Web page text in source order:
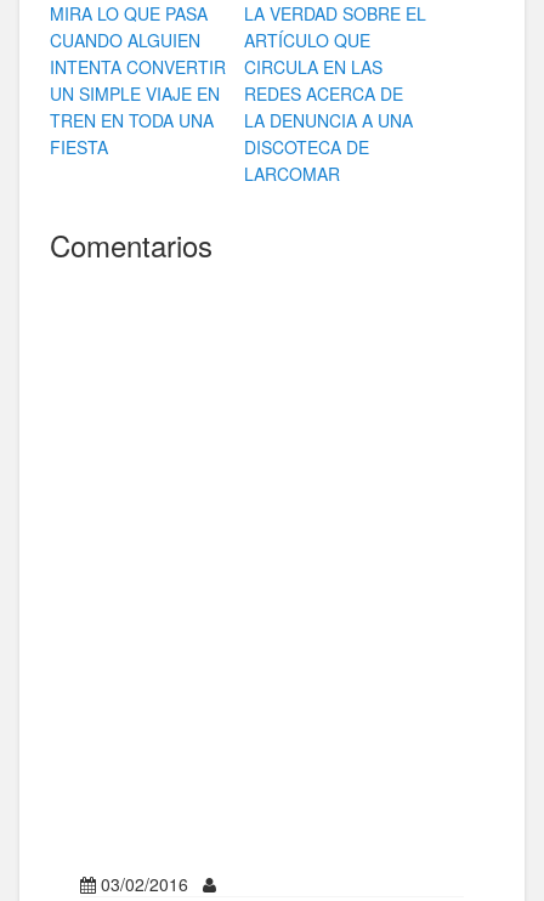
MIRA LO QUE PASA
CUANDO ALGUIEN
INTENTA CONVERTIR
UN SIMPLE VIAJE EN
TREN EN TODA UNA
FIESTA
LA VERDAD SOBRE EL
ARTÍCULO QUE
CIRCULA EN LAS
REDES ACERCA DE
LA DENUNCIA A UNA
DISCOTECA DE
LARCOMAR
Comentarios
03/02/2016